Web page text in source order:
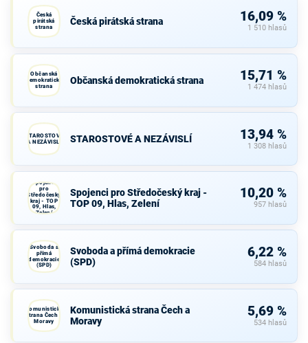
Česká
pirátská
strana
Česká pirátská strana 16,09 %
1 510 hlasů
Občanská
demokratická
strana
Občanská demokratická strana 15,71 %
1 474 hlasů
STAROSTOVÉ
A NEZÁVISLÍ
STAROSTOVÉ A NEZÁVISLÍ 13,94 %
1 308 hlasů
Spojenci
pro
Středočeský
kraj - TOP
09, Hlas,
Zelení
Spojenci pro Středočeský kraj -
TOP 09, Hlas, Zelení
10,20 %
957 hlasů
Svoboda a
přímá
demokracie
(SPD)
Svoboda a přímá demokracie
(SPD)
6,22 %
584 hlasů
Komunistická
strana Čech a
Moravy
Komunistická strana Čech a
Moravy
5,69 %
534 hlasů